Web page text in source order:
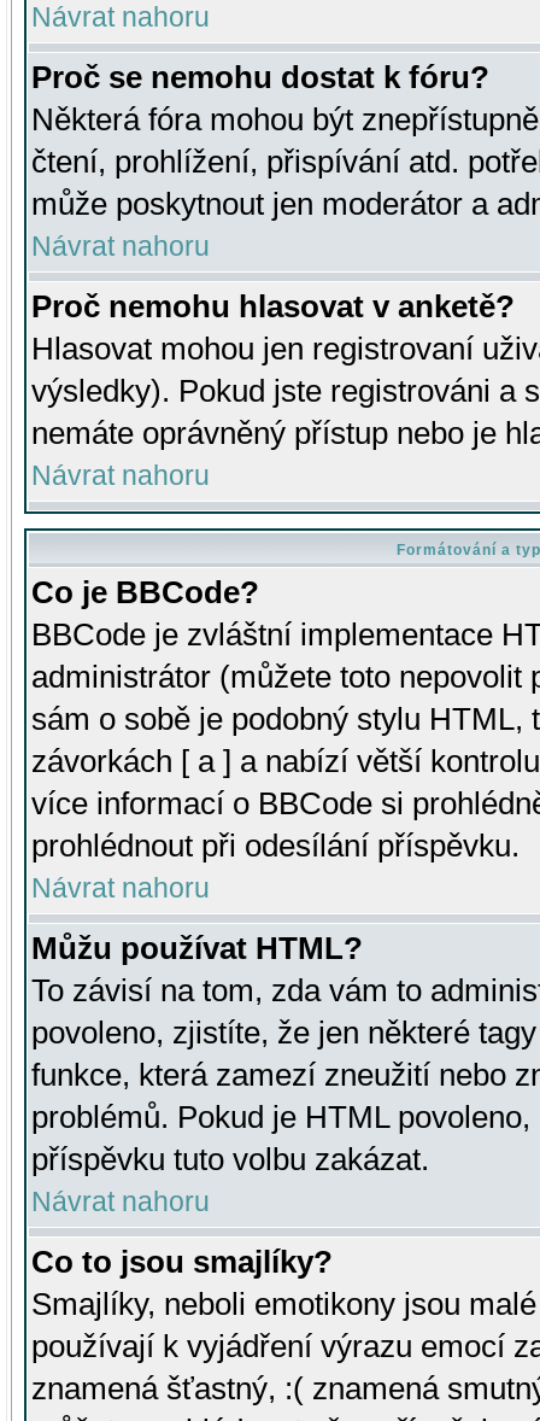
Návrat nahoru
Proč se nemohu dostat k fóru?
Některá fóra mohou být
čtení, prohlížení, přispívání atd.
může poskytnout jen moderátor a
Návrat nahoru
Proč nemohu hlasovat v anketě?
Hlasovat mohou jen registrovaní
výsledky). Pokud jste registrováni a
nemáte oprávněný přístup nebo je
Návrat nahoru
Formátování a
Co je BBCode?
BBCode je zvláštní implementace
administrátor (můžete toto
sám o sobě je podobný stylu HTML,
závorkách [ a ] a nabízí větší
více informací o BBCode si
prohlédnout při odesílání příspěvku.
Návrat nahoru
Můžu používat HTML?
To závisí na tom, zda vám to
povoleno, zjistíte, že jen některé
funkce, která zamezí zneužití nebo
problémů. Pokud je HTML
příspěvku tuto volbu zakázat.
Návrat nahoru
Co to jsou smajlíky?
Smajlíky, neboli emotikony jsou
používají k vyjádření výrazu emocí
znamená šťastný, :( znamená